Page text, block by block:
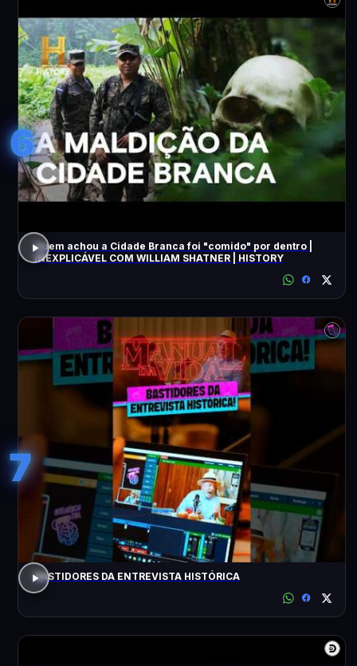
6
Quem achou a Cidade Branca foi "comido" por dentro |
INEXPLICÁVEL COM WILLIAM SHATNER | HISTORY
7
BASTIDORES DA ENTREVISTA HISTÓRICA